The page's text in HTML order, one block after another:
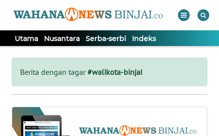
Utama Nusantara Serba-serbi Indeks
Berita dengan tagar#walikota-binjai
Tutup
UTAMA
NUSANTARA